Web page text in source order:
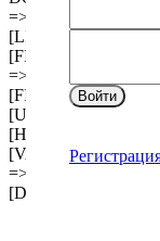
=> S
[LIST_TYPE] => L
[FILE_TYPE] =>
=> 0
[FILTRABLE] => N
[USER_TYPE] =>
[HINT] =>
[VALUE_ENUM]
=> [VALUE] =>
[DESCRIPTION]
Войти